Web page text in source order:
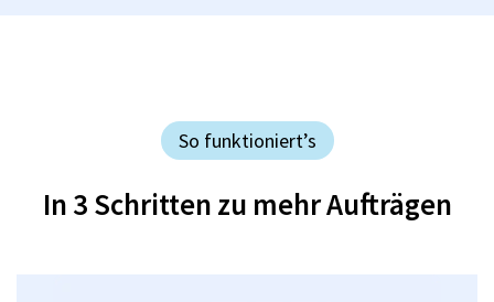
So funktioniert’s
In 3 Schritten zu mehr Aufträgen